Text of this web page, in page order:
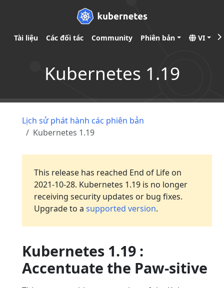
Tài liệu Các đối tác Community Phiên bản VI
Kubernetes 1.19
Lịch sử phát hành các phiên bản
Kubernetes 1.19
This release has reached End of Life on
2021-10-28. Kubernetes 1.19 is no longer
receiving security updates or bug fixes.
Upgrade to a supported version.
Kubernetes 1.19 :
Accentuate the Paw-sitive